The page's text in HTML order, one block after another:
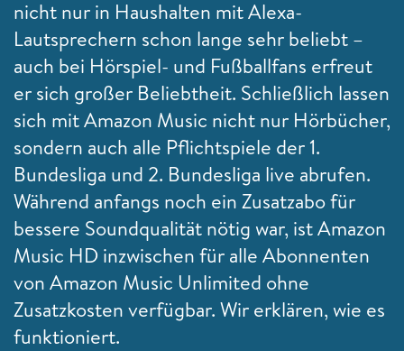
nicht nur in Haushalten mit Alexa-
Lautsprechern schon lange sehr beliebt –
auch bei Hörspiel- und Fußballfans erfreut
er sich großer Beliebtheit. Schließlich lassen
sich mit Amazon Music nicht nur Hörbücher,
sondern auch alle Pflichtspiele der 1.
Bundesliga und 2. Bundesliga live abrufen.
Während anfangs noch ein Zusatzabo für
bessere Soundqualität nötig war, ist Amazon
Music HD inzwischen für alle Abonnenten
von Amazon Music Unlimited ohne
Zusatzkosten verfügbar. Wir erklären, wie es
funktioniert.